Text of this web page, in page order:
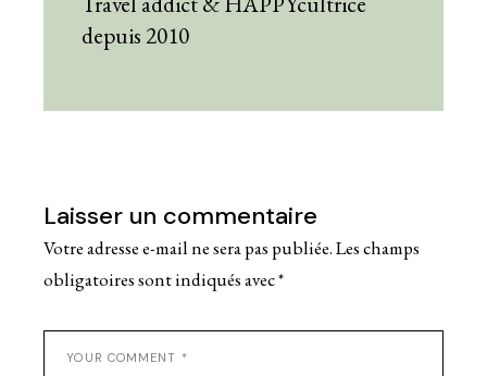
depuis 2010
Laisser un commentaire
Votre adresse e-mail ne sera pas publiée.Les champs
obligatoires sont indiqués avec*